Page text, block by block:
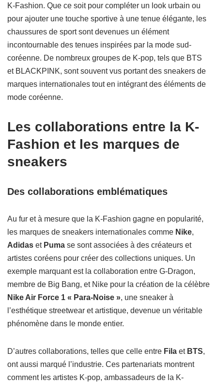
K-Fashion. Que ce soit pour compléter un look urbain ou
pour ajouter une touche sportive à une tenue élégante, les
chaussures de sport sont devenues un élément
incontournable des tenues inspirées par la mode sud-
coréenne. De nombreux groupes de K-pop, tels que BTS
et BLACKPINK, sont souvent vus portant des sneakers de
marques internationales tout en intégrant des éléments de
mode coréenne.
Les collaborations entre la K-
Fashion et les marques de
sneakers
Des collaborations emblématiques
Au fur et à mesure que la K-Fashion gagne en popularité,
les marques de sneakers internationales comme Nike,
Adidas et Puma se sont associées à des créateurs et
artistes coréens pour créer des collections uniques. Un
exemple marquant est la collaboration entre G-Dragon,
membre de Big Bang, et Nike pour la création de la célèbre
Nike Air Force 1 « Para-Noise », une sneaker à
l’esthétique streetwear et artistique, devenue un véritable
phénomène dans le monde entier.
D’autres collaborations, telles que celle entre Fila et BTS,
ont aussi marqué l’industrie. Ces partenariats montrent
comment les artistes K-pop, ambassadeurs de la K-